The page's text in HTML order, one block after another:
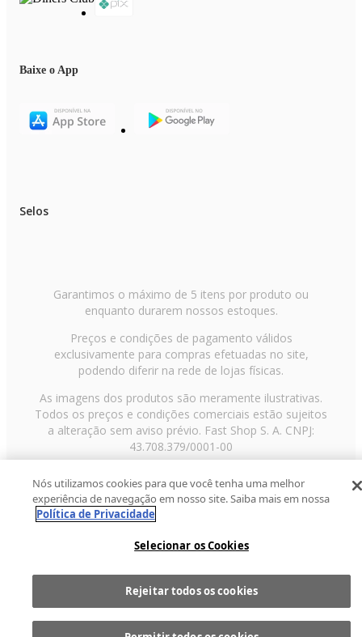
Comprar
Baixe o App
Selos
Garantimos o máximo de 5 itens por produto ou
enquanto durarem nossos estoques.
Preços e condições de pagamento válidos
exclusivamente para compras efetuadas no site,
podendo diferir na rede de lojas físicas.
As imagens dos produtos são meramente ilustrativas.
Todos os preços e condições comerciais estão sujeitos
a alteração sem aviso prévio. Fast Shop S. A. CNPJ:
43.708.379/0001-00
Paulo/SP, CEP 02029-001, Telefone: 11 3003-3728 ©
2013 Fast Shop - Todos os direitos reservadosRF
Nós utilizamos cookies para que você tenha uma melhor
experiência de navegação em nosso site. Saiba mais em nossa
Política de Privacidade
Selecionar os Cookies
Rejeitar todos os cookies